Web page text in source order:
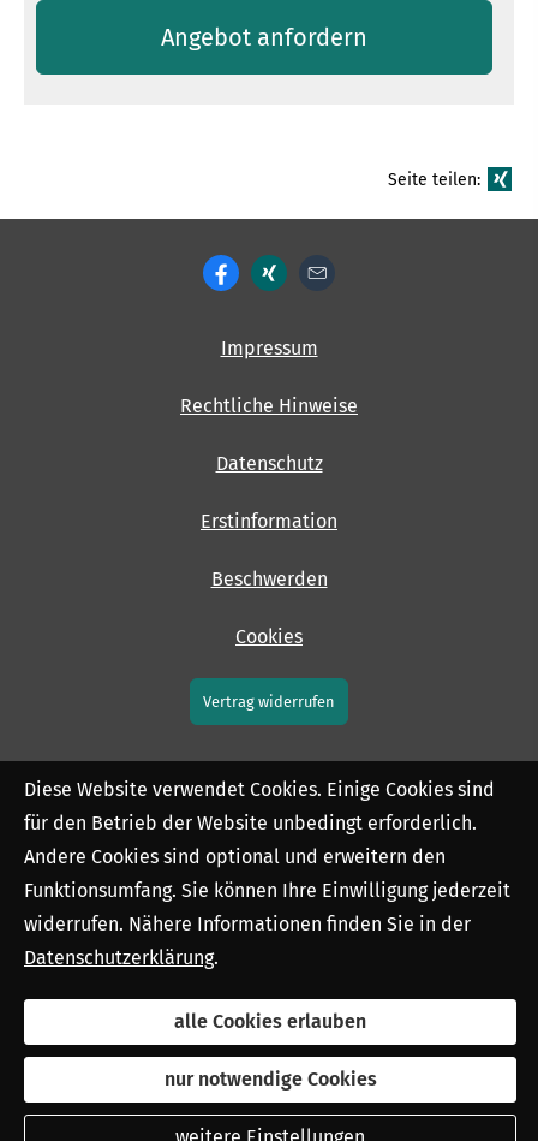
An­ge­bot an­for­dern
Seite teilen:
Impressum
Rechtliche Hinweise
Datenschutz
Erstinformation
Beschwerden
Cookies
Vertrag widerrufen
Diese Website verwendet Cookies. Einige Cookies sind
für den Betrieb der Website unbedingt erforderlich.
Andere Cookies sind optional und erweitern den
Funktionsumfang. Sie können Ihre Einwilligung jederzeit
widerrufen. Nähere Informationen finden Sie in der
Datenschutzerklärung.
alle Cookies erlauben
nur notwendige Cookies